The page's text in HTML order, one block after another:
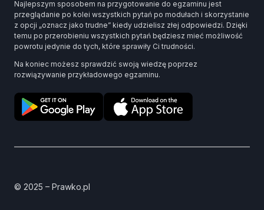
Najlepszym sposobem na przygotowanie do egzaminu jest
przeglądanie po kolei wszystkich pytań po modułach i skorzystanie
z opcji „oznacz jako trudne” kiedy udzielisz złej odpowiedzi. Dzięki
temu po przerobieniu wszystkich pytań będziesz mieć możliwość
powrotu jedynie do tych, które sprawiły Ci trudności.
Na koniec możesz sprawdzić swoją wiedzę poprzez
rozwiązywanie przykładowego egzaminu.
© 2025 – Prawko.pl